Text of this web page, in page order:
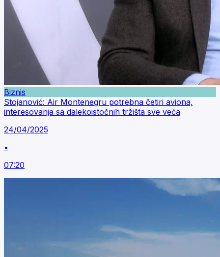
Biznis
Stojanović: Air Montenegru potrebna četiri aviona,
interesovanja sa dalekoistočnih tržišta sve veća
24/04/2025
•
07:20